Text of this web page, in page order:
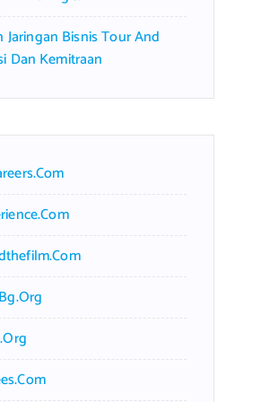
Bisnis Tour And
Dan Kemitraan